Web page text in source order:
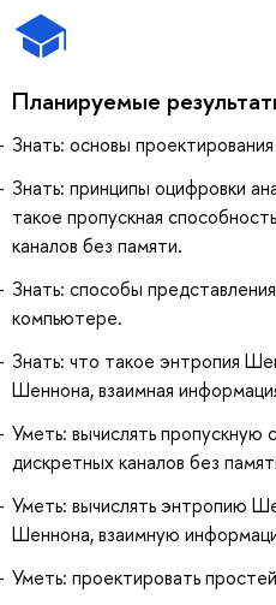
Планируемые
Знать: основы
Знать: принципы оцифровки
такое пропускная
каналов без памяти.
Знать: способы
компьютере.
Знать: что такое энтропия
Шеннона, взаимная
Уметь: вычислять
дискретных каналов без
Уметь: вычислять энтропию
Шеннона, взаимную
Уметь: проектировать